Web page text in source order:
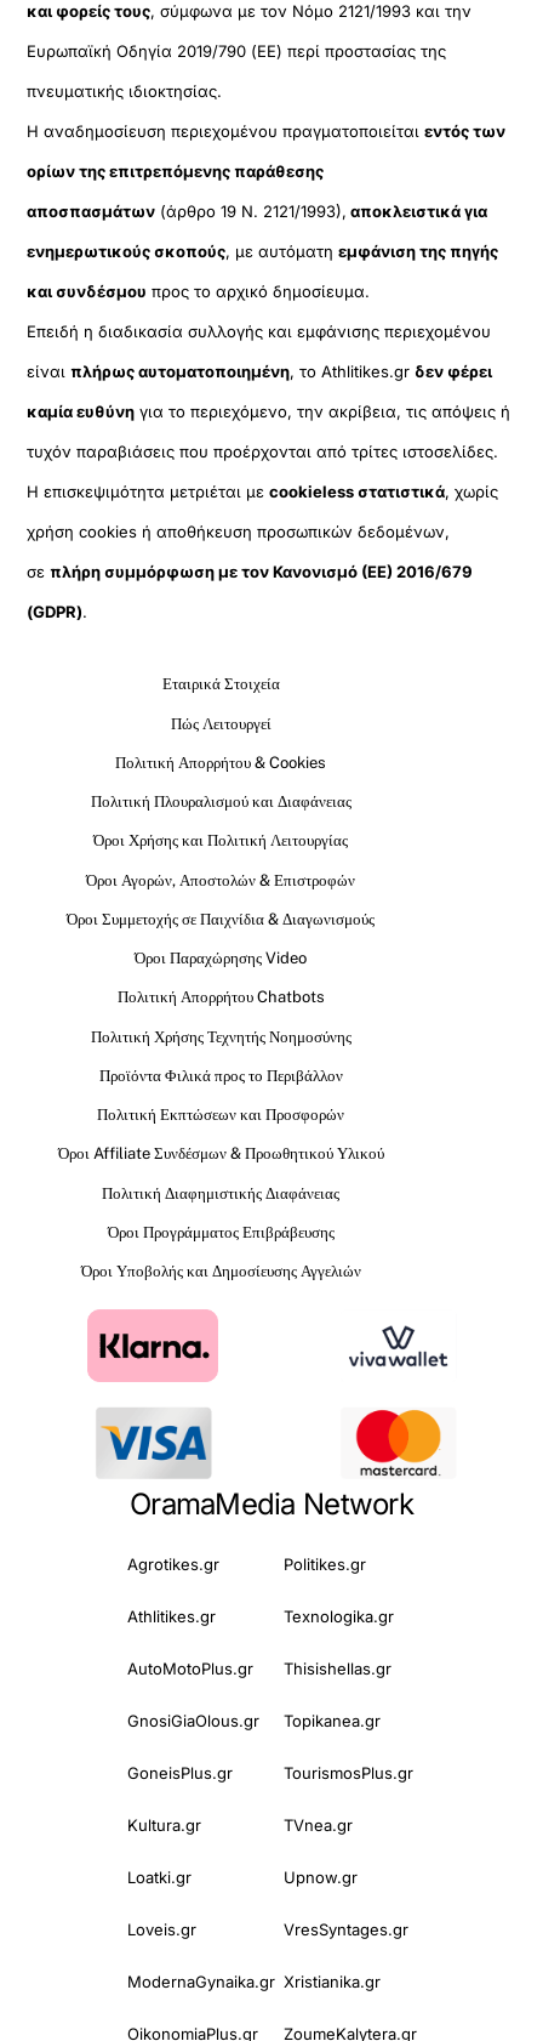
και φορείς τους, σύμφωνα με τον Νόμο 2121/1993 και την
Ευρωπαϊκή Οδηγία 2019/790 (ΕΕ) περί προστασίας της
πνευματικής ιδιοκτησίας.
Η αναδημοσίευση περιεχομένου πραγματοποιείταιεντός των
ορίων της επιτρεπόμενης παράθεσης
αποσπασμάτων (άρθρο 19 Ν. 2121/1993), αποκλειστικά για
ενημερωτικούς σκοπούς, με αυτόματηεμφάνιση της πηγής
και συνδέσμου προς το αρχικό δημοσίευμα.
Επειδή η διαδικασία συλλογής και εμφάνισης περιεχομένου
είναιπλήρως αυτοματοποιημένη, το Athlitikes.gr δεν φέρει
καμία ευθύνη για το περιεχόμενο, την ακρίβεια, τις απόψεις ή
τυχόν παραβιάσεις που προέρχονται από τρίτες ιστοσελίδες.
Η επισκεψιμότητα μετριέται μεcookieless στατιστικά, χωρίς
χρήση cookies ή αποθήκευση προσωπικών δεδομένων,
σεπλήρη συμμόρφωση με τον Κανονισμό (ΕΕ) 2016/679
(GDPR).
Εταιρικά Στοιχεία
Πώς Λειτουργεί
Πολιτική Απορρήτου & Cookies
Πολιτική Πλουραλισμού και Διαφάνειας
Όροι Χρήσης και Πολιτική Λειτουργίας
Όροι Αγορών, Αποστολών & Επιστροφών
Όροι Συμμετοχής σε Παιχνίδια & Διαγωνισμούς
Όροι Παραχώρησης Video
Πολιτική Απορρήτου Chatbots
Πολιτική Χρήσης Τεχνητής Νοημοσύνης
Προϊόντα Φιλικά προς το Περιβάλλον
Πολιτική Εκπτώσεων και Προσφορών
Όροι Affiliate Συνδέσμων & Προωθητικού Υλικού
Πολιτική Διαφημιστικής Διαφάνειας
Όροι Προγράμματος Επιβράβευσης
Όροι Υποβολής και Δημοσίευσης Αγγελιών
OramaMedia Network
Agrotikes.gr Politikes.gr
Athlitikes.gr Texnologika.gr
AutoMotoPlus.gr Thisishellas.gr
GnosiGiaOlous.gr Topikanea.gr
GoneisPlus.gr TourismosPlus.gr
Kultura.gr TVnea.gr
Loatki.gr Upnow.gr
Loveis.gr VresSyntages.gr
ModernaGynaika.gr Xristianika.gr
OikonomiaPlus.gr ZoumeKalytera.gr